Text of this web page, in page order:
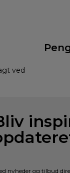
ved
nyheder og tilbud